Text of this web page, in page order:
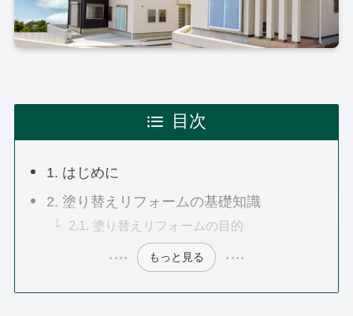
目次
1. はじめに
2. 塗り替えリフォームの基礎知識
2.1. 塗り替えリフォームの目的
もっと見る